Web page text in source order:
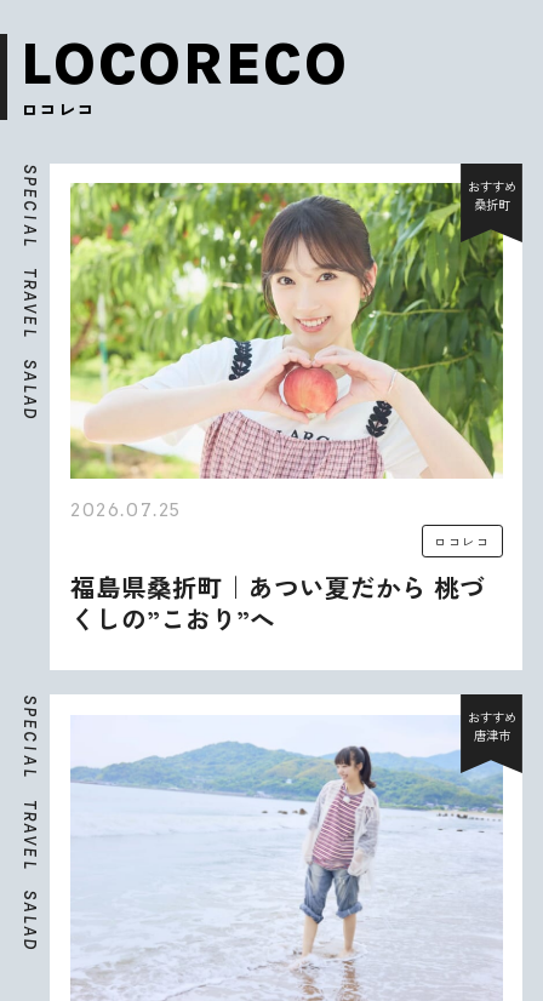
LOCORECO
ロコレコ
S
P
E
C
I
A
L
T
R
A
V
E
L
S
A
L
A
D
おすすめ
桑折町
2026.07.25
ロコレコ
福島県桑折町｜あつい夏だから 桃づ
くしの”こおり”へ
S
P
E
C
I
A
L
T
R
A
V
E
L
S
A
L
A
D
おすすめ
唐津市